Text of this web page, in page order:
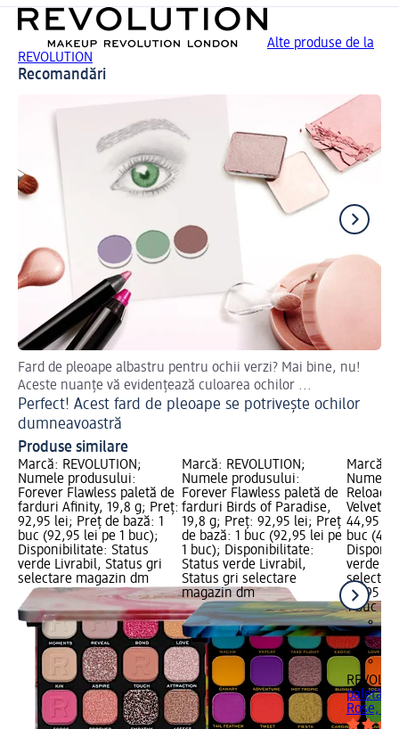
Alte produse de la
REVOLUTION
Recomandări
Fard de pleoape albastru pentru ochii verzi? Mai bine, nu!
Aceste nuanțe vă evidențează culoarea ochilor ...
Perfect! Acest fard de pleoape se potrivește ochilor
dumneavoastră
Produse similare
Marcă: REVOLUTION;
Numele produsului:
Forever Flawless paletă de
farduri Afinity, 19,8 g; Preț:
92,95 lei; Preț de bază: 1
buc (92,95 lei pe 1 buc);
Disponibilitate: Status
verde Livrabil, Status gri
selectare magazin dm
Marcă: REVOLUTION;
Numele produsului:
Forever Flawless paletă de
farduri Birds of Paradise,
19,8 g; Preț: 92,95 lei; Preț
de bază: 1 buc (92,95 lei pe
1 buc); Disponibilitate:
Status verde Livrabil,
Status gri selectare
magazin dm
Marcă:
Numele
Velvet
44,95
buc
verde
44,95 lei
1 buc
paletă
Rose,